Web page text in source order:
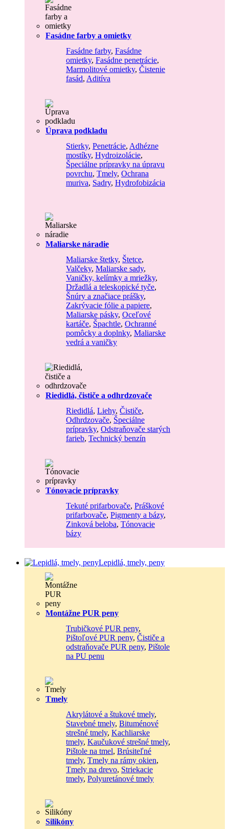
Fasádne farby a omietky
Fasádne farby, Fasádne
omietky, Fasádne penetrácie,
Marmolitové omietky, Čistenie
fasád, Aditíva
Úprava podkladu
Stierky, Penetrácie, Adhézne
mostíky, Hydroizolácie,
Špeciálne prípravky na úpravu
povrchu, Tmely, Ochrana
muriva, Sadry, Hydrofobizácia
Maliarske náradie
Maliarske štetky, Štetce,
Valčeky, Maliarske sady,
Vaničky, kelímky a mriežky,
Držadlá a teleskopické tyče,
Šnúry a značiace prášky,
Zakrývacie fólie a papiere,
Maliarske pásky, Oceľové
kartáče, Špachtle, Ochranné
pomôcky a doplnky, Maliarske
vedrá a vaničky
Riedidlá, čističe a odhrdzovače
Riedidlá, Liehy, Čističe,
Odhrdzovače, Špeciálne
prípravky, Odstraňovače starých
farieb, Technický benzín
Tónovacie prípravky
Tekuté prifarbovače, Práškové
prifarbovače, Pigmenty a bázy,
Zinková beloba, Tónovacie
bázy
Lepidlá, tmely, peny
Montážne PUR peny
Trubičkové PUR peny,
Pištoľové PUR peny, Čističe a
odstraňovače PUR peny, Pištole
na PU penu
Tmely
Akrylátové a štukové tmely,
Stavebné tmely, Bituménové
strešné tmely, Kachliarske
tmely, Kaučukové strešné tmely,
Pištole na tmel, Brúsiteľné
tmely, Tmely na rámy okien,
Tmely na drevo, Striekacie
tmely, Polyuretánové tmely
Silikóny